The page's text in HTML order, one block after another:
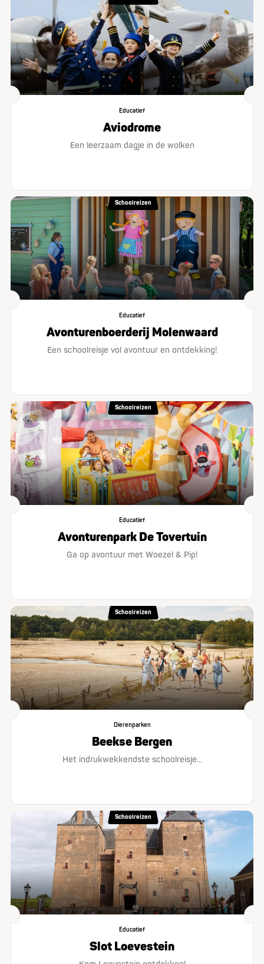
Educatief
Aviodrome
Een leerzaam dagje in de wolken
Schoolreizen
Educatief
Avonturenboerderij Molenwaard
Een schoolreisje vol avontuur en ontdekking!
Schoolreizen
Educatief
Avonturenpark De Tovertuin
Ga op avontuur met Woezel & Pip!
Schoolreizen
Dierenparken
Beekse Bergen
Het indrukwekkendste schoolreisje...
Schoolreizen
Educatief
Slot Loevestein